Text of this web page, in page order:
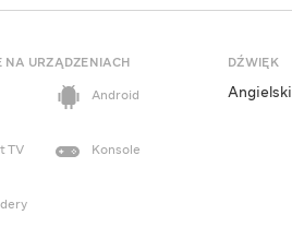
NA URZĄDZENIACH
Android
TV Konsole
DŹWIĘK
Angielski